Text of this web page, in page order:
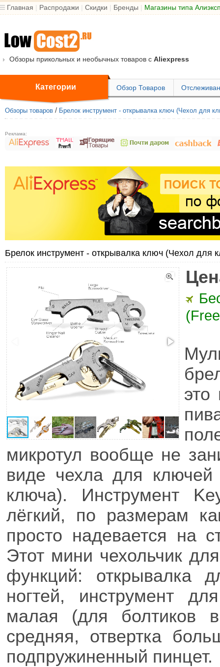
Главная | Распродажи | Скидки | Бренды | Магазины типа
Обзоры прикольных и необычных товаров с Aliexpress
Категории Обзор Товаров
Обзоры товаров / Брелок инструмент - открывалка ключ (Чехол для
Реклама:
Брелок инструмент - открывалка ключ (Чехол для
это
микротул вообще не
виде чехла для ключей
ключа). Инструмент
лёгкий, по размерам
просто надевается на
Этот мини чехольчик
функций: открывалка
ногтей, инструмент
малая (для болтиков
средняя, отвертка
подпружиненный пинцет.